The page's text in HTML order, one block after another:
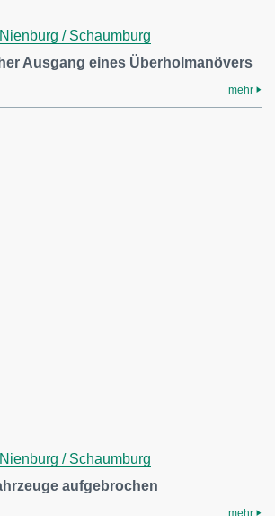
/ Schaumburg
Ausgang eines Überholmanövers
mehr
/ Schaumburg
aufgebrochen
mehr